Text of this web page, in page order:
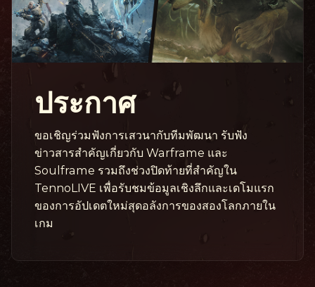
ประกาศ
ขอเชิญร่วมฟังการเสวนากับทีมพัฒนา รับฟัง
ข่าวสารสำคัญเกี่ยวกับ Warframe และ
Soulframe รวมถึงช่วงปิดท้ายที่สำคัญใน
TennoLIVE เพื่อรับชมข้อมูลเชิงลึกและเดโมแรก
ของการอัปเดตใหม่สุดอลังการของสองโลกภายใน
เกม